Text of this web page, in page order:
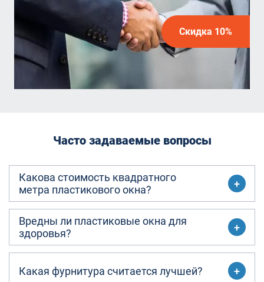
Скидка 10%
Часто задаваемые вопросы
Какова стоимость квадратного
метра пластикового окна?
Вредны ли пластиковые окна для
здоровья?
Какая фурнитура считается лучшей?